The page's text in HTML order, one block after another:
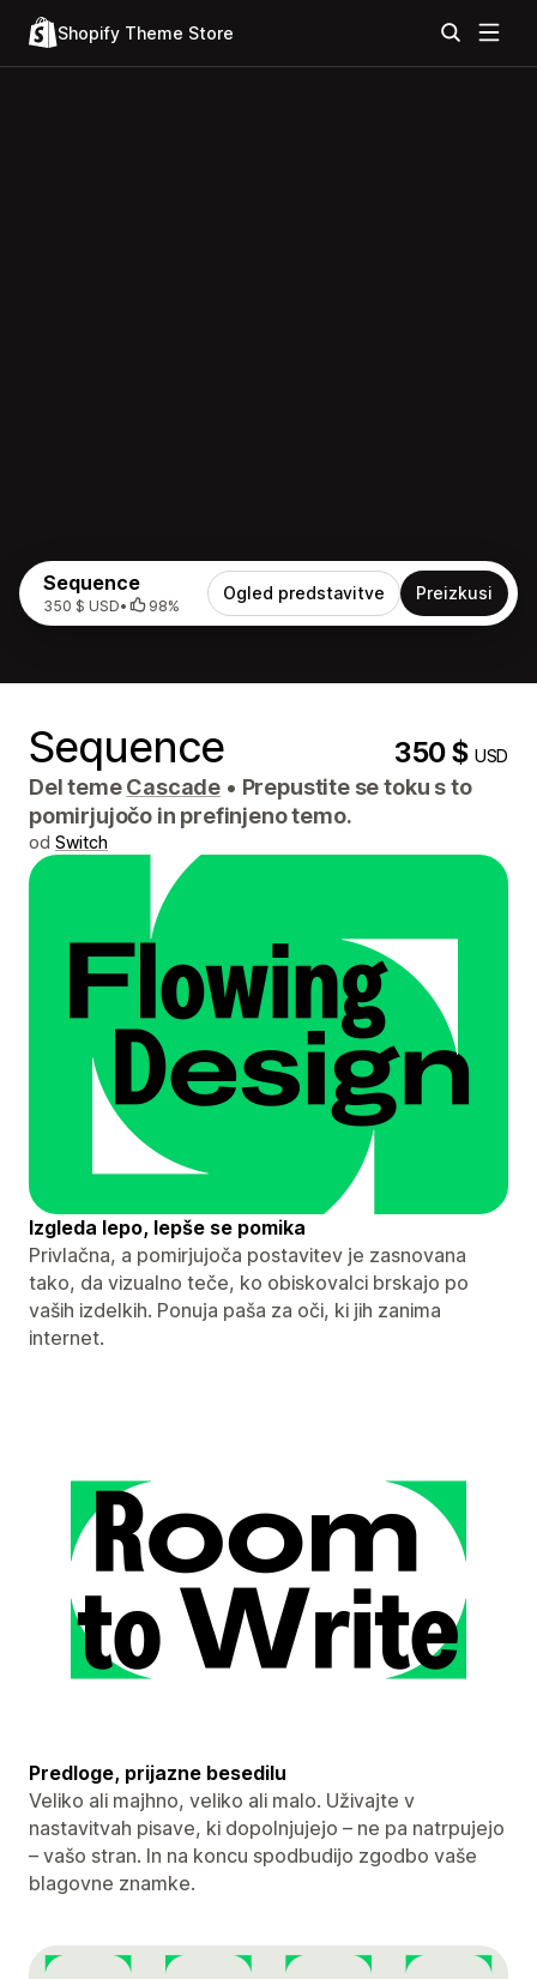
Shopify Theme Store
Sequence
350 $ USD• 98%
Ogled predstavitve Preizkusi
Sequence 350 $USD
Del temeCascade • Prepustite se toku s to
pomirjujočo in prefinjeno temo.
od Switch
Izgleda lepo, lepše se pomika
Privlačna, a pomirjujoča postavitev je zasnovana
tako, da vizualno teče, ko obiskovalci brskajo po
vaših izdelkih. Ponuja paša za oči, ki jih zanima
internet.
Predloge, prijazne besedilu
Veliko ali majhno, veliko ali malo. Uživajte v
nastavitvah pisave, ki dopolnjujejo – ne pa natrpujejo
– vašo stran. In na koncu spodbudijo zgodbo vaše
blagovne znamke.